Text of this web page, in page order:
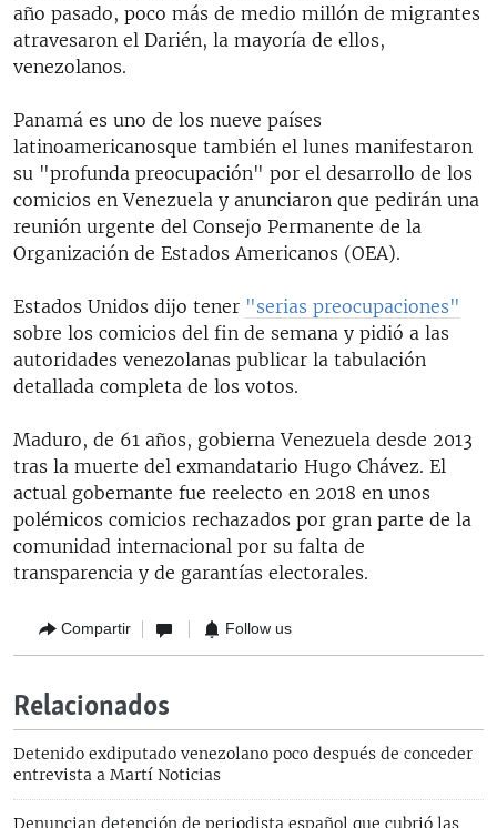
año pasado, poco más de medio millón de migrantes
atravesaron el Darién, la mayoría de ellos,
venezolanos.
Panamá es uno de los nueve países
latinoamericanosque también el lunes manifestaron
su "profunda preocupación" por el desarrollo de los
comicios en Venezuela y anunciaron que pedirán una
reunión urgente del Consejo Permanente de la
Organización de Estados Americanos (OEA).
Estados Unidos dijo tener "serias preocupaciones"
sobre los comicios del fin de semana y pidió a las
autoridades venezolanas publicar la tabulación
detallada completa de los votos.
Maduro, de 61 años, gobierna Venezuela desde 2013
tras la muerte del exmandatario Hugo Chávez. El
actual gobernante fue reelecto en 2018 en unos
polémicos comicios rechazados por gran parte de la
comunidad internacional por su falta de
transparencia y de garantías electorales.
Compartir Follow us
Relacionados
Detenido exdiputado venezolano poco después de conceder
entrevista a Martí Noticias
Denuncian detención de periodista español que cubrió las